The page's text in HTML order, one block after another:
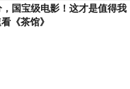
，国宝级电影！这才是值得我
《茶馆》